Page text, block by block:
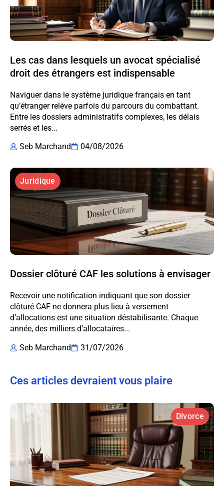
Les cas dans lesquels un avocat spécialisé
droit des étrangers est indispensable
Naviguer dans le système juridique français en tant
qu’étranger relève parfois du parcours du combattant.
Entre les dossiers administratifs complexes, les délais
serrés et les...
Seb Marchand
04/08/2026
Juridique
Dossier clôturé CAF les solutions à envisager
Recevoir une notification indiquant que son dossier
clôturé CAF ne donnera plus lieu à versement
d’allocations est une situation déstabilisante. Chaque
année, des milliers d’allocataires...
Seb Marchand
31/07/2026
Ces articles devraient vous plaire
Divorce